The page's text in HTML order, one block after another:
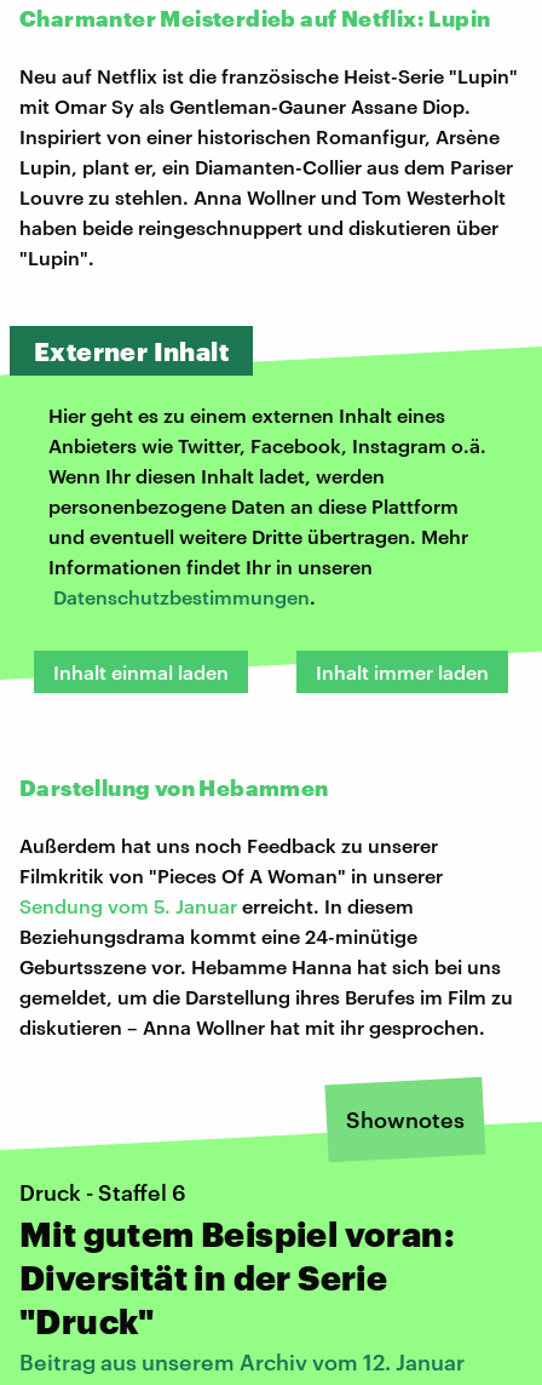
Charmanter Meisterdieb auf Netflix: Lupin
Neu auf Netflix ist die französische Heist-Serie "Lupin"
mit Omar Sy als Gentleman-Gauner Assane Diop.
Inspiriert von einer historischen Romanfigur, Arsène
Lupin, plant er, ein Diamanten-Collier aus dem Pariser
Louvre zu stehlen. Anna Wollner und Tom Westerholt
haben beide reingeschnuppert und diskutieren über
"Lupin".
Externer Inhalt
Hier geht es zu einem externen Inhalt eines
Anbieters wie Twitter, Facebook, Instagram o.ä.
Wenn Ihr diesen Inhalt ladet, werden
personenbezogene Daten an diese Plattform
und eventuell weitere Dritte übertragen. Mehr
Informationen findet Ihr in unseren
Datenschutzbestimmungen.
Inhalt einmal laden Inhalt immer laden
Darstellung von Hebammen
Außerdem hat uns noch Feedback zu unserer
Filmkritik von "Pieces Of A Woman" in unserer
Sendung vom 5. Januar erreicht. In diesem
Beziehungsdrama kommt eine 24-minütige
Geburtsszene vor. Hebamme Hanna hat sich bei uns
gemeldet, um die Darstellung ihres Berufes im Film zu
diskutieren – Anna Wollner hat mit ihr gesprochen.
Shownotes
Druck - Staffel 6
Mit gutem Beispiel voran:
Diversität in der Serie
"Druck"
Beitrag aus unserem Archiv vom 12. Januar